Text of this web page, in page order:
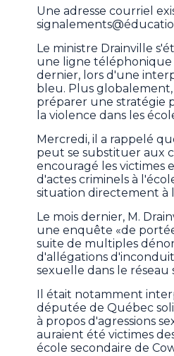
Une adresse courriel
Le ministre Drainville
une ligne téléphonique
dernier, lors d'une
bleu. Plus globalement,
préparer une stratégie
la violence dans les
Mercredi, il a rappelé
peut se substituer aux
encouragé les victimes
d'actes criminels à
situation directement à
Le mois dernier, M.
une enquête «de
suite de multiples
d'allégations
sexuelle dans le réseau
Il était notamment
députée de Québec
à propos d'agressions
auraient été victimes
école secondaire de